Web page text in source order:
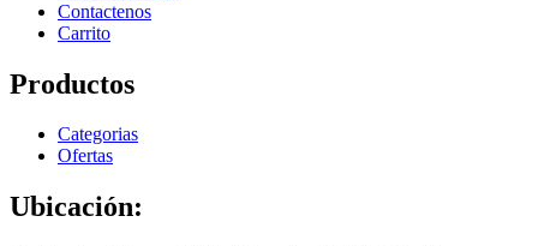
Contactenos
Carrito
Productos
Categorias
Ofertas
Ubicación: